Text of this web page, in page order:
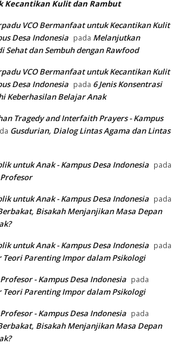
Kecantikan Kulit dan Rambut
VCO Bermanfaat untuk Kecantikan Kulit
Desa Indonesia pada Melanjutkan
Sehat dan Sembuh dengan Rawfood
VCO Bermanfaat untuk Kecantikan Kulit
Desa Indonesia pada 6 Jenis Konsentrasi
Keberhasilan Belajar Anak
Tragedy and Interfaith Prayers - Kampus
Gusdurian, Dialog Lintas Agama dan Lintas
untuk Anak - Kampus Desa Indonesia pada
untuk Anak - Kampus Desa Indonesia pada
Bisakah Menjanjikan Masa Depan
untuk Anak - Kampus Desa Indonesia pada
Teori Parenting Impor dalam Psikologi
- Kampus Desa Indonesia pada
Teori Parenting Impor dalam Psikologi
- Kampus Desa Indonesia pada
Bisakah Menjanjikan Masa Depan